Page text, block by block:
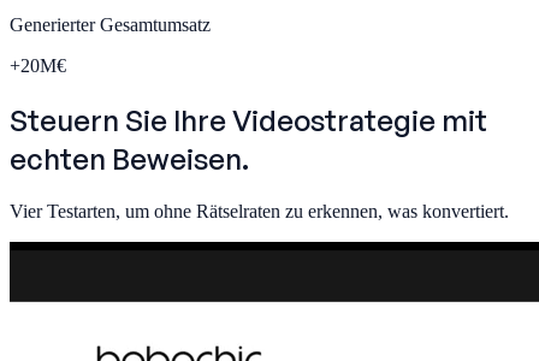
Generierter Gesamtumsatz
+20M€
Steuern Sie Ihre Videostrategie mit
echten Beweisen.
Vier Testarten, um ohne Rätselraten zu erkennen, was konvertiert.